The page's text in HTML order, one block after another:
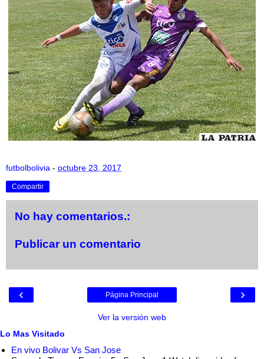
futbolbolivia - octubre 23, 2017
Compartir
No hay comentarios.:
Publicar un comentario
‹ ›
Página Principal
Ver la versión web
Lo Mas Visitado
En vivo Bolivar Vs San Jose